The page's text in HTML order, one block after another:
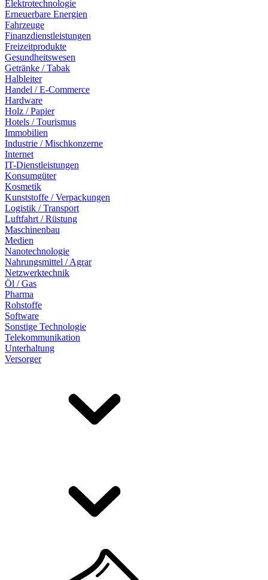
Elektrotechnologie
Erneuerbare Energien
Fahrzeuge
Finanzdienstleistungen
Freizeitprodukte
Gesundheitswesen
Getränke / Tabak
Halbleiter
Handel / E-Commerce
Hardware
Holz / Papier
Hotels / Tourismus
Immobilien
Industrie / Mischkonzerne
Internet
IT-Dienstleistungen
Konsumgüter
Kosmetik
Kunststoffe / Verpackungen
Logistik / Transport
Luftfahrt / Rüstung
Maschinenbau
Medien
Nanotechnologie
Nahrungsmittel / Agrar
Netzwerktechnik
Öl / Gas
Pharma
Rohstoffe
Software
Sonstige Technologie
Telekommunikation
Unterhaltung
Versorger